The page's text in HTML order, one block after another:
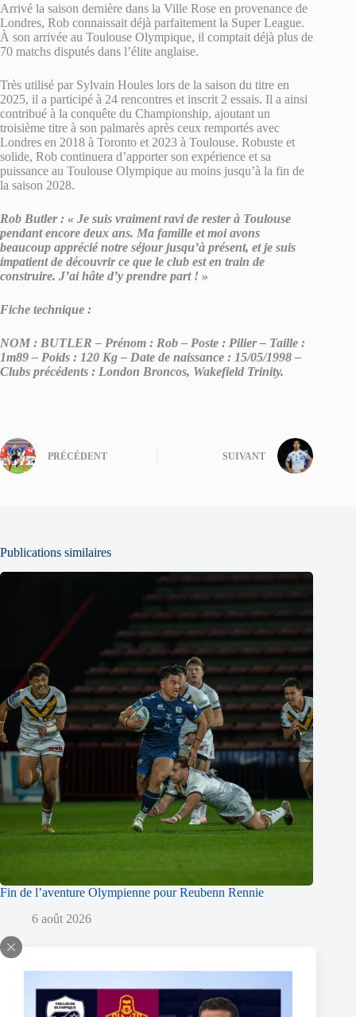
Arrivé la saison dernière dans la Ville Rose en provenance de
Londres, Rob connaissait déjà parfaitement la Super League.
À son arrivée au Toulouse Olympique, il comptait déjà plus de
70 matchs disputés dans l’élite anglaise.
Très utilisé par Sylvain Houles lors de la saison du titre en
2025, il a participé à 24 rencontres et inscrit 2 essais. Il a ainsi
contribué à la conquête du Championship, ajoutant un
troisième titre à son palmarès après ceux remportés avec
Londres en 2018 à Toronto et 2023 à Toulouse. Robuste et
solide, Rob continuera d’apporter son expérience et sa
puissance au Toulouse Olympique au moins jusqu’à la fin de
la saison 2028.
Rob Butler : « Je suis vraiment ravi de rester à Toulouse
pendant encore deux ans. Ma famille et moi avons
beaucoup apprécié notre séjour jusqu’à présent, et je suis
impatient de découvrir ce que le club est en train de
construire. J’ai hâte d’y prendre part ! »
Fiche technique :
NOM : BUTLER – Prénom : Rob – Poste : Pilier – Taille :
1m89 – Poids : 120 Kg – Date de naissance : 15/05/1998 –
Clubs précédents : London Broncos, Wakefield Trinity.
PRÉCÉDENT SUIVANT
Publications similaires
Fin de l’aventure Olympienne pour Reubenn Rennie
6 août 2026